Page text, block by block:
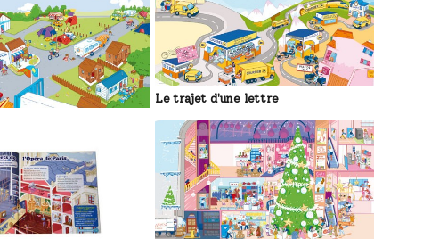
Le trajet d'une lettre